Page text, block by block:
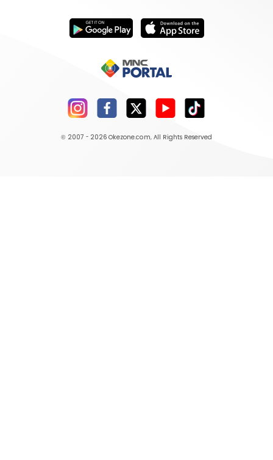
© 2007 - 2026 Okezone.com, All Rights Reserved